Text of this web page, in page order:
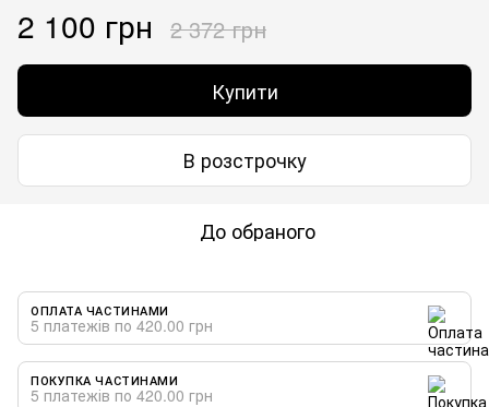
2 100 грн 2 372 грн
Купити
В розстрочку
До обраного
ОПЛАТА ЧАСТИНАМИ
5 платежів по 420.00 грн
ПОКУПКА ЧАСТИНАМИ
5 платежів по 420.00 грн